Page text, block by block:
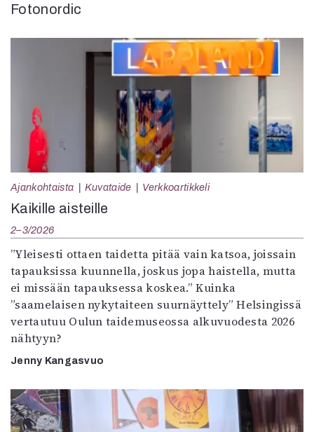
Fotonordic
Ajankohtaista Kuvataide Verkkoartikkeli
Kaikille aisteille
2–3/2026
”Yleisesti ottaen taidetta pitää vain katsoa, joissain
tapauksissa kuunnella, joskus jopa haistella, mutta
ei missään tapauksessa koskea.” Kuinka
”saamelaisen nykytaiteen suurnäyttely” Helsingissä
vertautuu Oulun taidemuseossa alkuvuodesta 2026
nähtyyn?
Jenny Kangasvuo